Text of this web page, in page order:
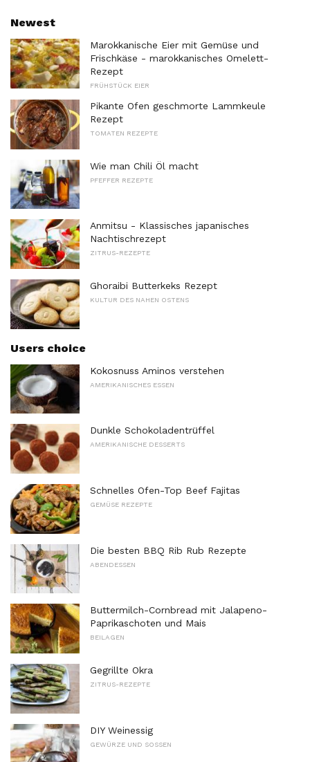
Newest
Marokkanische Eier mit Gemüse und
Frischkäse - marokkanisches Omelett-
Rezept
FRÜHSTÜCK EIER
Pikante Ofen geschmorte Lammkeule
Rezept
TOMATEN REZEPTE
Wie man Chili Öl macht
PFEFFER REZEPTE
Anmitsu - Klassisches japanisches
Nachtischrezept
ZITRUS-REZEPTE
Ghoraibi Butterkeks Rezept
KULTUR DES NAHEN OSTENS
Users choice
Kokosnuss Aminos verstehen
AMERIKANISCHES ESSEN
Dunkle Schokoladentrüffel
AMERIKANISCHE DESSERTS
Schnelles Ofen-Top Beef Fajitas
GEMÜSE REZEPTE
Die besten BBQ Rib Rub Rezepte
ABENDESSEN
Buttermilch-Cornbread mit Jalapeno-
Paprikaschoten und Mais
BEILAGEN
Gegrillte Okra
ZITRUS-REZEPTE
DIY Weinessig
GEWÜRZE UND SOSSEN